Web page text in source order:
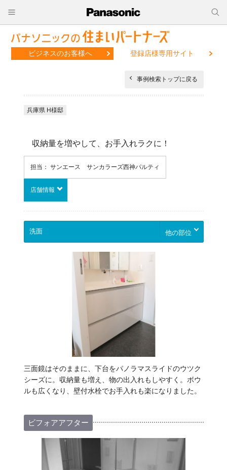
ビジネスのお客様へ 登録店様専用サイト
事例検索トップに戻る
兵庫県 H様邸
収納量を増やして、お手入れラクに！
担当： サンエース サンカラーズ西神パルティ
店舗情報
他の部位
三面鏡はそのままに、下台をパノラマスライドのウツク
シーズに。収納量も増え、物の出入れもしやすく。ボウ
ルも広くなり、壁付水栓でお手入れも楽になりました。
ビフォアアフター